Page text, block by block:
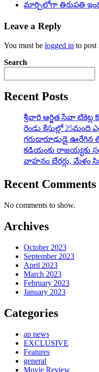
మార్చిలోగా తిరుపతి
Leave a Reply
You must be logged in to post
Search
Recent Posts
శ్రీవారి ఆర్జిత సేవా
రెండు కేసుల్లో 25మంది
గరుడారూఢుడై ఊరేగిన
కడియంకు రాజయ్యకు
వాహ‌నం బేర‌ర్లు, మేళం
Recent Comments
No comments to show.
Archives
October 2023
September 2023
April 2023
March 2023
February 2023
January 2023
Categories
ap news
EXCLUSIVE
Features
general
Movie Review